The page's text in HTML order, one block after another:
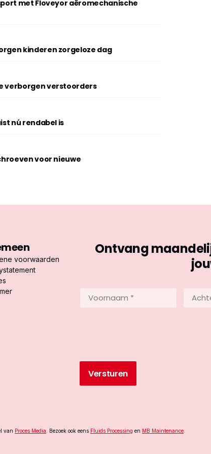
met Floveyor aëromechanische
kinderen zorgeloze dag
verborgen verstoorders
nú rendabel is
voor nieuwe
voorwaarden
Ontvang
van Proces Media . Bezoek ook eens Fluids Processing en MB Maintenance